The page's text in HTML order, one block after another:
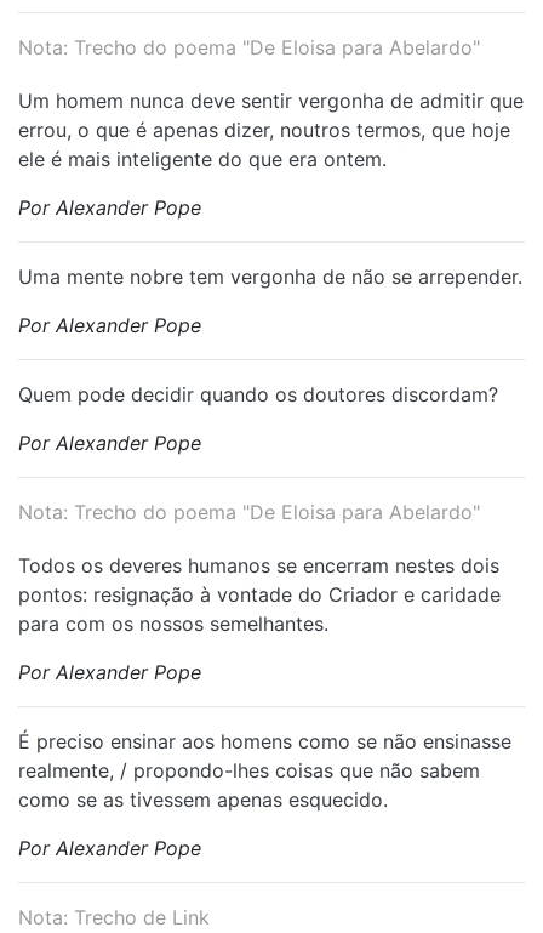
Nota: Trecho do poema "De Eloisa para Abelardo"
Um homem nunca deve sentir vergonha de admitir que
errou, o que é apenas dizer, noutros termos, que hoje
ele é mais inteligente do que era ontem.
Por Alexander Pope
Uma mente nobre tem vergonha de não se arrepender.
Por Alexander Pope
Quem pode decidir quando os doutores discordam?
Por Alexander Pope
Nota: Trecho do poema "De Eloisa para Abelardo"
Todos os deveres humanos se encerram nestes dois
pontos: resignação à vontade do Criador e caridade
para com os nossos semelhantes.
Por Alexander Pope
É preciso ensinar aos homens como se não ensinasse
realmente, / propondo-lhes coisas que não sabem
como se as tivessem apenas esquecido.
Por Alexander Pope
Nota: Trecho de Link